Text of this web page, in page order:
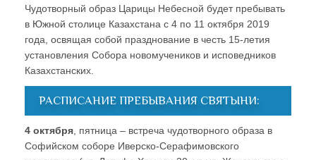
Чудотворный образ Царицы Небесной будет пребывать
в Южной столице Казахстана с 4 по 11 октября 2019
года, освящая собой празднование в честь 15-летия
установления Собора новомучеников и исповедников
Казахстанских.
РАСПИСАНИЕ ПРЕБЫВАНИЯ СВЯТЫНИ:
4 октября , пятница – встреча чудотворного образа в
Софийском соборе Иверско-Серафимовского